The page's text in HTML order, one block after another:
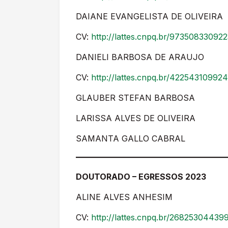
DAIANE EVANGELISTA DE OLIVEIRA
CV: http://lattes.cnpq.br/
DANIELI BARBOSA DE ARAUJO
CV: http://lattes.cnpq.br/
GLAUBER STEFAN BARBOSA
LARISSA ALVES DE OLIVEIRA
SAMANTA GALLO CABRAL
DOUTORADO – EGRESSOS 2023
ALINE ALVES ANHESIM
CV: http://lattes.cnpq.br/